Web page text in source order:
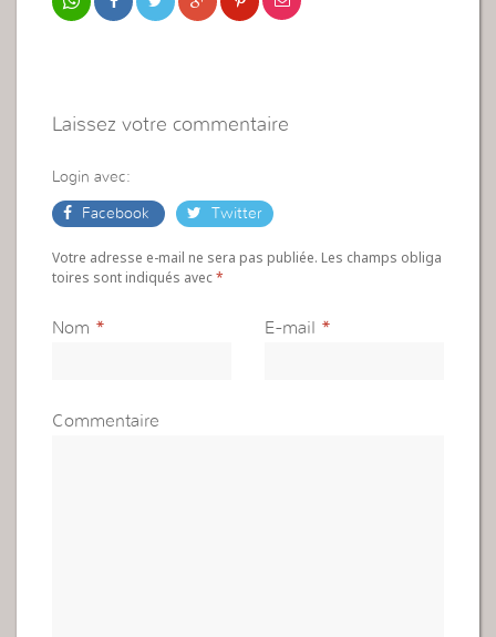
Laissez votre commentaire
Login avec:
Facebook Twitter
Votre adresse e-mail ne sera pas publiée. Les champs obliga
toires sont indiqués avec*
Nom * E-mail *
Commentaire